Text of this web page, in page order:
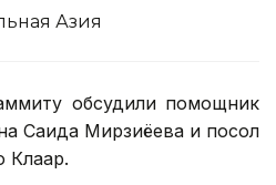
обсудили помощник
Саида Мирзиёева и посол
Клаар.